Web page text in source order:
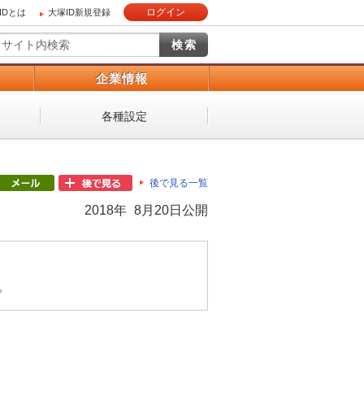
とは 大塚ID新規登録 ログイン
企業情報
各種設定
後で見る一覧
2018年 8月20日公開